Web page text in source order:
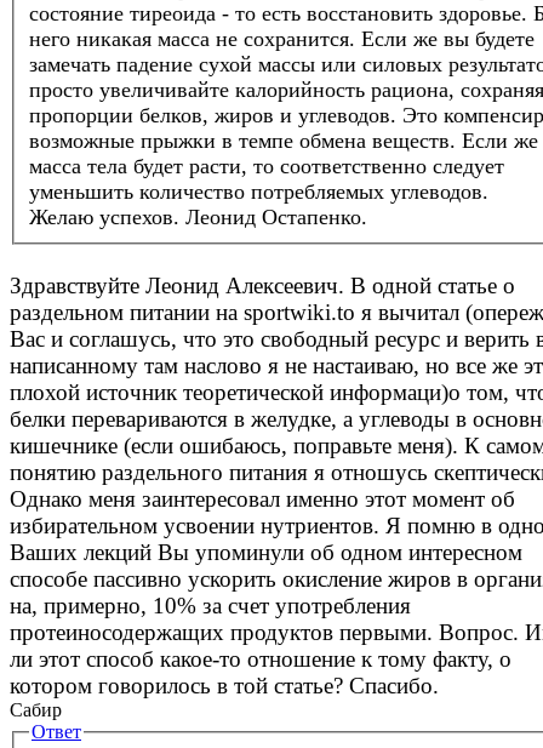
состояние тиреоида - то есть восстановить здоровье.
него никакая масса не сохранится. Если же вы будете
замечать падение сухой массы или силовых
просто увеличивайте калорийность рациона, сохраняя
пропорции белков, жиров и углеводов. Это
возможные прыжки в темпе обмена веществ. Если же
масса тела будет расти, то соответственно следует
уменьшить количество потребляемых углеводов.
Желаю успехов. Леонид Остапенко.
Здравствуйте Леонид Алексеевич. В одной статье о
раздельном питании на sportwiki.to я вычитал
Вас и соглашусь, что это свободный ресурс и верить
написанному там наслово я не настаиваю, но все же
плохой источник теоретической информаци)о том,
белки перевариваются в желудке, а углеводы в
кишечнике (если ошибаюсь, поправьте меня). К
понятию раздельного питания я отношусь
Однако меня заинтересовал именно этот момент об
избирательном усвоении нутриентов. Я помню в
Ваших лекций Вы упоминули об одном интересном
способе пассивно ускорить окисление жиров в
на, примерно, 10% за счет употребления
протеиносодержащих продуктов первыми. Вопрос.
ли этот способ какое-то отношение к тому факту, о
котором говорилось в той статье? Спасибо.
Сабир
Ответ